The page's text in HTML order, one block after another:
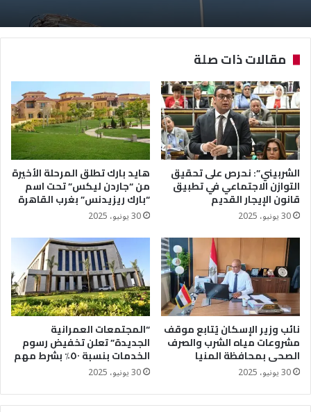
مقالات ذات صلة
الشربيني”: نحرص على تحقيق
التوازن الاجتماعي في تطبيق
قانون الإيجار القديم
30 يونيو، 2025
هايد بارك تطلق المرحلة الأخيرة
من “جاردن ليكس” تحت اسم
“بارك ريزيدنس” بغرب القاهرة
30 يونيو، 2025
نائب وزير الإسكان يُتابع موقف
مشروعات مياه الشرب والصرف
الصحى بمحافظة المنيا
30 يونيو، 2025
“المجتمعات العمرانية
الجديدة” تعلن تخفيض رسوم
الخدمات بنسبة ٥٠٪؜ بشرط مهم
30 يونيو، 2025